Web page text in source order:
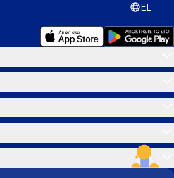
EL